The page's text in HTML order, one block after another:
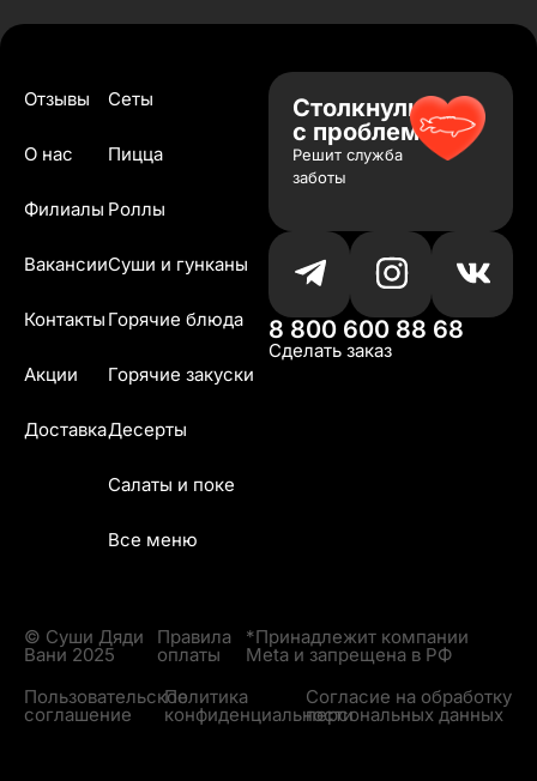
Отзывы
О нас
Филиалы
Вакансии
Контакты
Акции
Доставка
Сеты
Пицца
Роллы
Суши и гунканы
Горячие блюда
Горячие закуски
Десерты
Салаты и поке
Все меню
Столкнулись
с проблемой?
Решит служба
заботы
8 800 600 88 68
Сделать заказ
© Суши Дяди
Вани 2025
Правила
оплаты
*Принадлежит компании
Meta и запрещена в РФ
Пользовательское
соглашение
Политика
конфиденциальности
Согласие на обработку
персональных данных